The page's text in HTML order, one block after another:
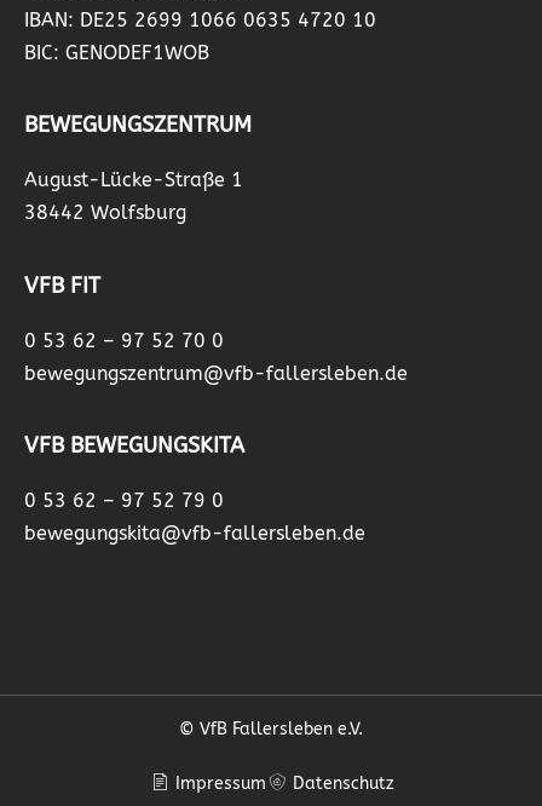
IBAN: DE25 2699 1066 0635 4720 10
BIC: GENODEF1WOB
BEWEGUNGSZENTRUM
August-Lücke-Straße 1
38442 Wolfsburg
VFB FIT
0 53 62 – 97 52 70 0
bewegungszentrum@vfb-fallersleben.de
VFB BEWEGUNGSKITA
0 53 62 – 97 52 79 0
bewegungskita@vfb-fallersleben.de
© VfB Fallersleben e.V.
Impressum Datenschutz